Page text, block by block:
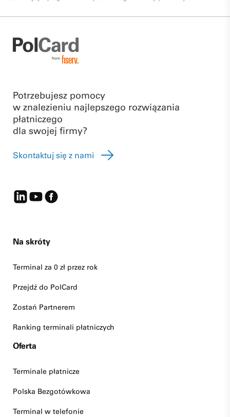
Potrzebujesz pomocy
w znalezieniu najlepszego rozwiązania
płatniczego
dla swojej firmy?
Skontaktuj się z nami
Na skróty
Terminal za 0 zł przez rok
Przejdź do PolCard
Zostań Partnerem
Ranking terminali płatniczych
Oferta
Terminale płatnicze
Polska Bezgotówkowa
Terminal w telefonie